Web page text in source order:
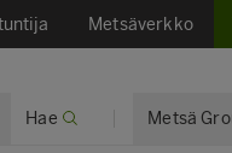
Metsäverkko
Hae Metsä